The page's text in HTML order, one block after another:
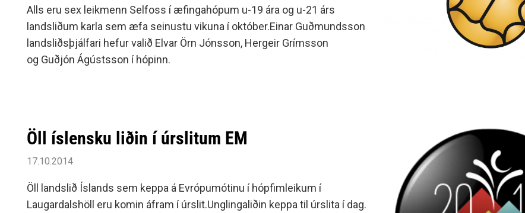
Alls eru sex leikmenn Selfoss í æfingahópum u-19 ára og u-21 árs
landsliðum karla sem æfa seinustu vikuna í október.Einar Guðmundsson
landsliðsþjálfari hefur valið Elvar Örn Jónsson, Hergeir Grímsson
og Guðjón Ágústsson í hópinn.
Öll íslensku liðin í úrslitum EM
17.10.2014
Öll landslið Íslands sem keppa á Evrópumótinu í hópfimleikum í
Laugardalshöll eru komin áfram í úrslit.Unglingaliðin keppa til úrslita í dag.